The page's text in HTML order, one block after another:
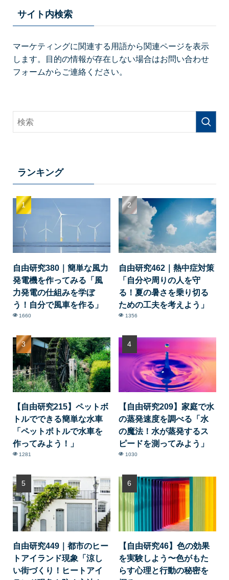
サイト内検索
マーケティングに関連する用語から関連ページを表示
します。目的の情報が存在しない場合はお問い合わせ
フォームからご連絡ください。
ランキング
自由研究380｜簡単な風力
発電機を作ってみる「風
力発電の仕組みを学ぼ
う！自分で風車を作る」
1660
自由研究462｜熱中症対策
「自分や周りの人を守
る！夏の暑さを乗り切る
ための工夫を考えよう」
1356
【自由研究215】ペットボ
トルでできる簡単な水車
「ペットボトルで水車を
作ってみよう！」
1281
【自由研究209】家庭で水
の蒸発速度を調べる「水
の魔法！水が蒸発するス
ピードを測ってみよう」
1030
自由研究449｜都市のヒー
トアイランド現象「涼し
い街づくり！ヒートアイ
【自由研究46】色の効果
を実験しよう〜色がもた
らす心理と行動の秘密を